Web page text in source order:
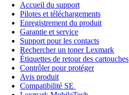
Accueil du support
Pilotes et téléchargements
Enregistrement du produit
Garantie et service
Support pour les contacts
Rechercher un toner Lexmark
Étiquettes de retour des cartouches
Contrôler pour protéger
Avis produit
Compatibilité SE